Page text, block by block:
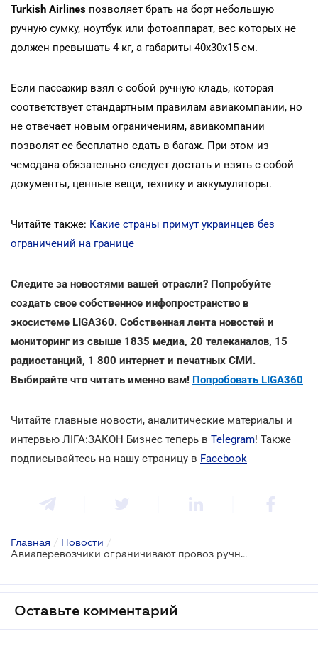
Turkish Airlines позволяет брать на борт небольшую
ручную сумку, ноутбук или фотоаппарат, вес которых не
должен превышать 4 кг, а габариты 40х30х15 см.
Если пассажир взял с собой ручную кладь, которая
соответствует стандартным правилам авиакомпании, но
не отвечает новым ограничениям, авиакомпании
позволят ее бесплатно сдать в багаж. При этом из
чемодана обязательно следует достать и взять с собой
документы, ценные вещи, технику и аккумуляторы.
Читайте также: Какие страны примут украинцев без
ограничений на границе
Следите за новостями вашей отрасли? Попробуйте
создать свое собственное инфопространство в
экосистеме LIGA360. Собственная лента новостей и
мониторинг из свыше 1835 медиа, 20 телеканалов, 15
радиостанций, 1 800 интернет и печатных СМИ.
Выбирайте что читать именно вам! Попробовать LIGA360
Читайте главные новости, аналитические материалы и
интервью ЛІГА:ЗАКОН Бизнес теперь в Telegram! Также
подписывайтесь на нашу страницу в Facebook
Главная / Новости /
Авиаперевозчики ограничивают провоз ручной клади в салонах
Оставьте комментарий